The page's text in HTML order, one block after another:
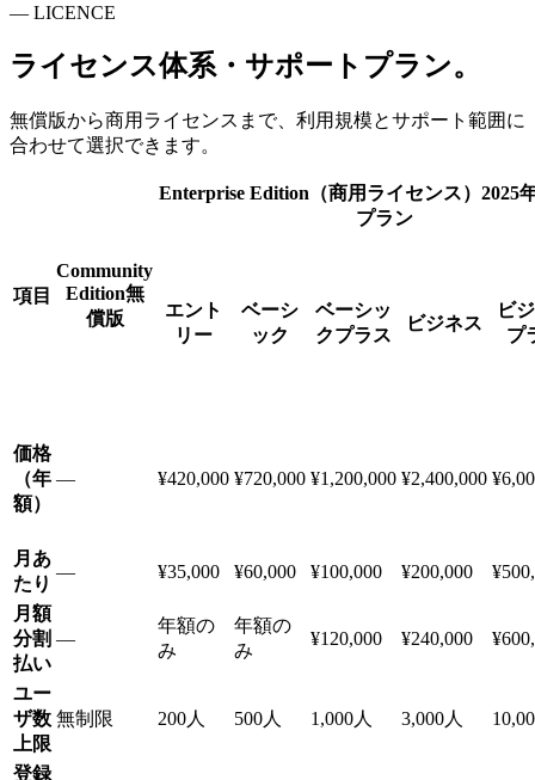
— LICENCE
ライセンス体系・サポートプラン。
無償版から商用ライセンスまで、利用規模とサポート範囲に
合わせて選択できます。
項目
Community
Edition無
償版
Enterprise Edition（商用ライセンス） 2025
プラン
エント
リー
ベーシ
ック
ベーシッ
クプラス
ビジネス
ビ
プ
価格
（年
額）
— ¥420,000 ¥720,000 ¥1,200,000 ¥2,400,000
月あ
たり
— ¥35,000 ¥60,000 ¥100,000 ¥200,000
月額
分割
払い
—
年額の
み
年額の
み
¥120,000 ¥240,000
ユー
ザ数
上限
無制限 200人 500人 1,000人 3,000人
登録